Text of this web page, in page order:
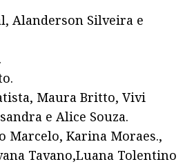
Alanderson Silveira e
Maura Britto, Vivi
e Alice Souza.
Marcelo, Karina Moraes.,
Tavano,Luana Tolentino